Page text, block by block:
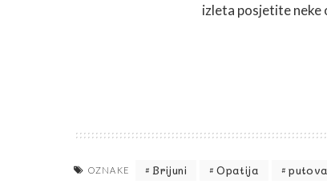
izleta posjetite neke
OZNAKE Brijuni Opatija